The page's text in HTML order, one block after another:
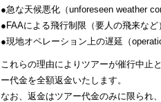
●急な天候悪化（unforeseen weather
●FAAによる飛行制限（要人の飛来など
●現地オペレーション上の遅延（
これらの理由によりツアーが催行中止
ー代金を全額返金いたします。
なお、返金はツアー代金のみに限られ